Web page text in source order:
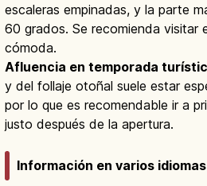
escaleras empinadas, y la parte
60 grados. Se recomienda visitar
cómoda.
Afluencia en temporada
y del follaje otoñal suele estar
por lo que es recomendable ir a
justo después de la apertura.
Información en varios idiomas